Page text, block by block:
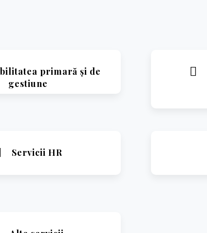
primară și de
gestiune
Servicii HR